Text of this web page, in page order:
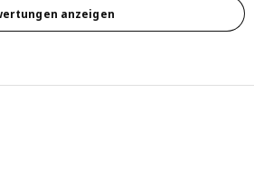
anzeigen